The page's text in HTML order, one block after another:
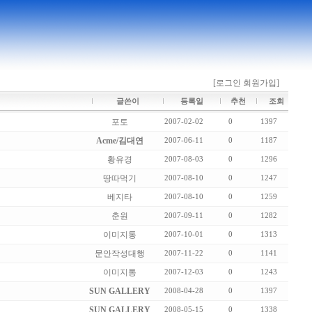
[로그인 회원가입]
글쓴이 등록일 추천 조회
포토 2007-02-02 0 1397
Acme/김대연 2007-06-11 0 1187
황유경 2007-08-03 0 1296
땅따먹기 2007-08-10 0 1247
베지타 2007-08-10 0 1259
춘원 2007-09-11 0 1282
이미지통 2007-10-01 0 1313
문안작성대행 2007-11-22 0 1141
이미지통 2007-12-03 0 1243
SUN GALLERY 2008-04-28 0 1397
SUN GALLERY 2008-05-15 0 1338